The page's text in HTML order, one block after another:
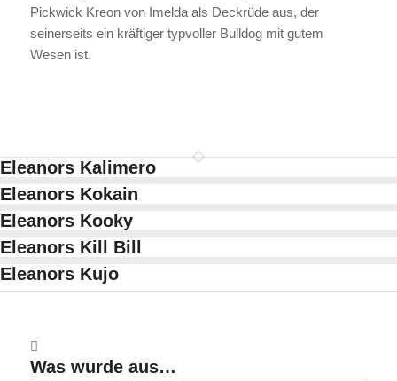
Pickwick Kreon von Imelda als Deckrüde aus, der
seinerseits ein kräftiger typvoller Bulldog mit gutem
Wesen ist.
Eleanors Kalimero
Eleanors Kokain
Eleanors Kooky
Eleanors Kill Bill
Eleanors Kujo
Was wurde aus…